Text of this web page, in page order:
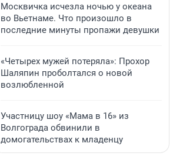
Москвичка исчезла ночью у океана
во Вьетнаме. Что произошло в
последние минуты пропажи девушки
«Четырех мужей потеряла»: Прохор
Шаляпин проболтался о новой
возлюбленной
Участницу шоу «Мама в 16» из
Волгограда обвинили в
домогательствах к младенцу